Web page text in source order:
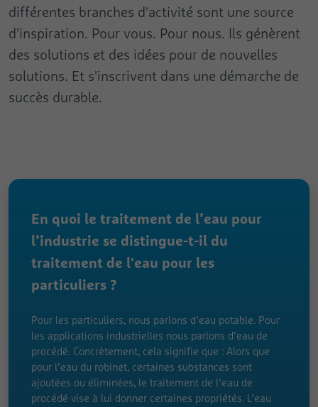
différentes branches d'activité sont une source
d'inspiration. Pour vous. Pour nous. Ils génèrent
des solutions et des idées pour de nouvelles
solutions. Et s'inscrivent dans une démarche de
succès durable.
En quoi le traitement de l’eau pour
l’industrie se distingue-t-il du
traitement de l'eau pour les
particuliers ?
Pour les particuliers, nous parlons d’eau potable. Pour
les applications industrielles nous parlons d’eau de
procédé. Concrètement, cela signifie que : Alors que
pour l’eau du robinet, certaines substances sont
ajoutées ou éliminées, le traitement de l’eau de
procédé vise à lui donner certaines propriétés. L’eau